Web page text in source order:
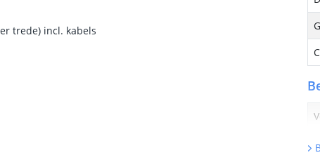
trede) incl. kabels